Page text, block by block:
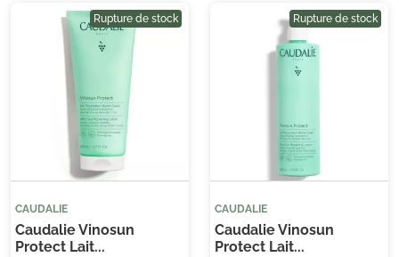
(1 avis)
Rupture de stock
CAUDALIE
Caudalie Vinosun
Protect Lait...
Rupture de stock
CAUDALIE
Caudalie Vinosun
Protect Lait...